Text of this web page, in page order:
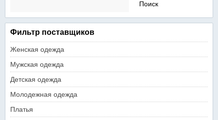
Найти:
Фильтр поставщиков
Женская одежда
Мужская одежда
Детская одежда
Молодежная одежда
Платья